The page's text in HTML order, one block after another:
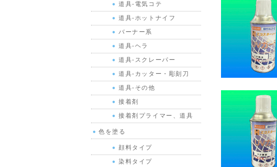
道具-電気コテ
道具-ホットナイフ
バーナー系
道具-ヘラ
道具-スクレーパー
道具-カッター・彫刻刀
道具-その他
接着剤
接着剤プライマー、道具
色を塗る
顔料タイプ
染料タイプ